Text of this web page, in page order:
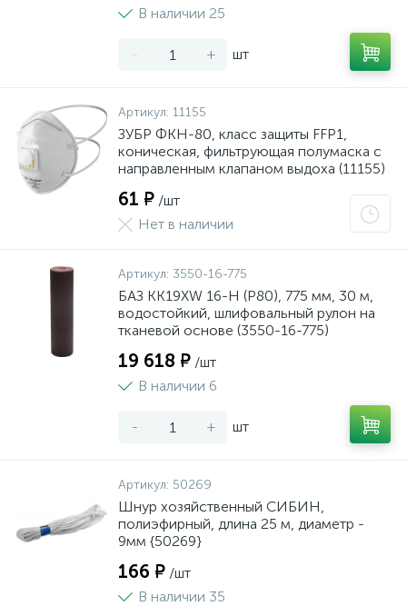
В наличии 25
- + шт
Артикул: 11155
ЗУБР ФКН-80, класс защиты FFP1,
коническая, фильтрующая полумаска с
направленным клапаном выдоха (11155)
61 ₽ /шт
Нет в наличии
Артикул: 3550-16-775
БАЗ KK19XW 16-H (Р80), 775 мм, 30 м,
водостойкий, шлифовальный рулон на
тканевой основе (3550-16-775)
19 618 ₽ /шт
В наличии 6
- + шт
Артикул: 50269
Шнур хозяйственный СИБИН,
полиэфирный, длина 25 м, диаметр -
9мм {50269}
166 ₽ /шт
В наличии 35